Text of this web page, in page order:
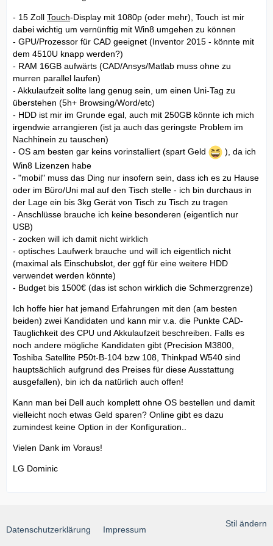
- 15 Zoll Touch-Display mit 1080p (oder mehr), Touch ist mir
dabei wichtig um vernünftig mit Win8 umgehen zu können
- GPU/Prozessor für CAD geeignet (Inventor 2015 - könnte mit
dem 4510U knapp werden?)
- RAM 16GB aufwärts (CAD/Ansys/Matlab muss ohne zu
murren parallel laufen)
- Akkulaufzeit sollte lang genug sein, um einen Uni-Tag zu
überstehen (5h+ Browsing/Word/etc)
- HDD ist mir im Grunde egal, auch mit 250GB könnte ich mich
irgendwie arrangieren (ist ja auch das geringste Problem im
Nachhinein zu tauschen)
- OS am besten gar keins vorinstalliert (spart Geld
), da ich
Win8 Lizenzen habe
- "mobil" muss das Ding nur insofern sein, dass ich es zu Hause
oder im Büro/Uni mal auf den Tisch stelle - ich bin durchaus in
der Lage ein bis 3kg Gerät von Tisch zu Tisch zu tragen
- Anschlüsse brauche ich keine besonderen (eigentlich nur
USB)
- zocken will ich damit nicht wirklich
- optisches Laufwerk brauche und will ich eigentlich nicht
(maximal als Einschubslot, der ggf für eine weitere HDD
verwendet werden könnte)
- Budget bis 1500€ (das ist schon wirklich die Schmerzgrenze)
Ich hoffe hier hat jemand Erfahrungen mit den (am besten
beiden) zwei Kandidaten und kann mir v.a. die Punkte CAD-
Tauglichkeit des CPU und Akkulaufzeit beschreiben. Falls es
noch andere mögliche Kandidaten gibt (Precision M3800,
Toshiba Satellite P50t-B-104 bzw 108, Thinkpad W540 sind
hauptsächlich aufgrund des Preises für diese Ausstattung
ausgefallen), bin ich da natürlich auch offen!
Kann man bei Dell auch komplett ohne OS bestellen und damit
vielleicht noch etwas Geld sparen? Online gibt es dazu
zumindest keine Option in der Konfiguration..
Vielen Dank im Voraus!
LG Dominic
Stil ändern
Datenschutzerklärung Impressum